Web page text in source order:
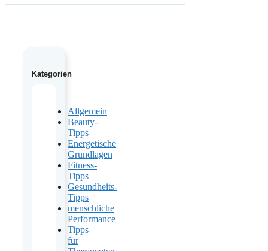
Kategorien
Allgemein
Beauty-
Tipps
Energetische
Grundlagen
Fitness-
Tipps
Gesundheits-
Tipps
menschliche
Performance
Tipps
für